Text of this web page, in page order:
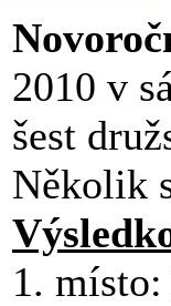
2010 v
šest
Několik
1.